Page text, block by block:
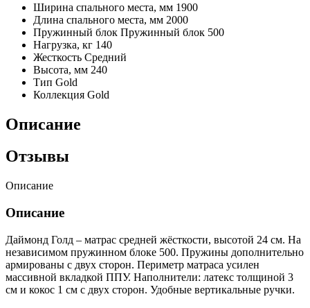
Ширина спального места, мм 1900
Длина спального места, мм 2000
Пружинный блок Пружинный блок 500
Нагрузка, кг 140
Жесткость Средний
Высота, мм 240
Тип Gold
Коллекция Gold
Описание
Отзывы
Описание
Описание
Даймонд Голд – матрас средней жёсткости, высотой 24 см. На
независимом пружинном блоке 500. Пружины дополнительно
армированы с двух сторон. Периметр матраса усилен
массивной вкладкой ППУ. Наполнители: латекс толщиной 3
см и кокос 1 см с двух сторон. Удобные вертикальные ручки.